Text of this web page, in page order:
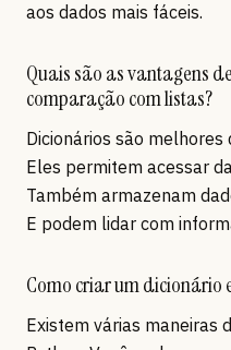
aos dados mais fáceis.
Quais são as vantagens
comparação com listas?
Dicionários são
Eles permitem acessar
Também armazenam
E podem lidar com
Como criar um dicionário
Existem várias maneiras